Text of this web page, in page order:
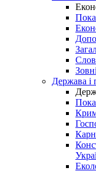
Держава і